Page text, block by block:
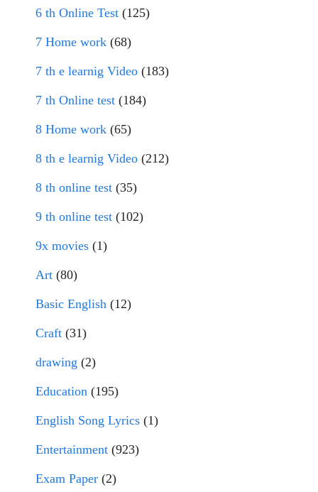
6 th Online Test (125)
7 Home work (68)
7 th e learnig Video (183)
7 th Online test (184)
8 Home work (65)
8 th e learnig Video (212)
8 th online test (35)
9 th online test (102)
9x movies (1)
Art (80)
Basic English (12)
Craft (31)
drawing (2)
Education (195)
English Song Lyrics (1)
Entertainment (923)
Exam Paper (2)